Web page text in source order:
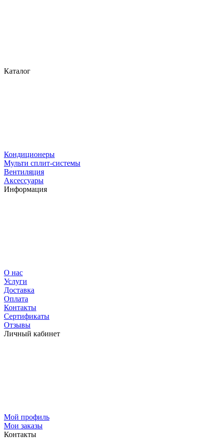
Каталог
Кондиционеры
Мульти сплит-системы
Вентиляция
Аксессуары
Информация
О нас
Услуги
Доставка
Оплата
Контакты
Сертификаты
Отзывы
Личный кабинет
Мой профиль
Мои заказы
Контакты